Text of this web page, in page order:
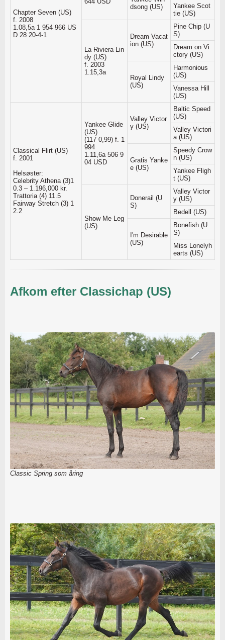
Chapter Seven (US)
f. 2008
1.08,5a 1 954 966 US
D 28 20-4-1
dsong (US)
Yankee Scot
tie (US)
La Riviera Lin
dy (US)
f. 2003
1.15,3a
Dream Vacat
ion (US)
Pine Chip (U
S)
Dream on Vi
ctory (US)
Royal Lindy
(US)
Harmonious
(US)
Vanessa Hill
(US)
Classical Flirt (US)
f. 2001
Helsøster:
Celebrity Athena (3)1
0.3 – 1.196,000 kr.
Trattoria (4) 11.5
Fairway Stretch (3) 1
2.2
Yankee Glide
(US)
(117 0,99) f. 1
994
1.11,6a 506 9
04 USD
Valley Victor
y (US)
Baltic Speed
(US)
Valley Victori
a (US)
Gratis Yanke
e (US)
Speedy Crow
n (US)
Yankee Fligh
t (US)
Show Me Leg
(US)
Donerail (U
S)
Valley Victor
y (US)
Bedell (US)
I'm Desirable
(US)
Bonefish (U
S)
Miss Lonelyh
earts (US)
Afkom efter Classichap (US)
Classic Spring som åring